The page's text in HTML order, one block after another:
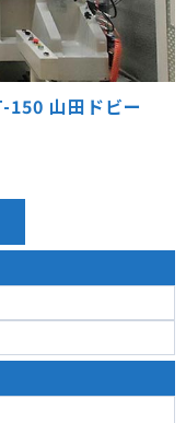
150 山田ドビー